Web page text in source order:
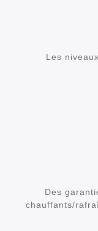
Les
Des
chauffants/